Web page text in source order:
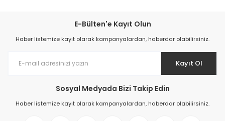
E-Bülten'e Kayıt Olun
Haber listemize kayıt olarak kampanyalardan, haberdar olabilirsiniz.
Kayıt Ol
Sosyal Medyada Bizi Takip Edin
Haber listemize kayıt olarak kampanyalardan, haberdar olabilirsiniz.